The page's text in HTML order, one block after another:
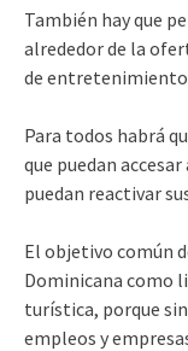
También hay que
alrededor de la
de
Para todos habrá
que puedan
puedan reactivar
El objetivo común
Dominicana como
turística, porque
empleos y